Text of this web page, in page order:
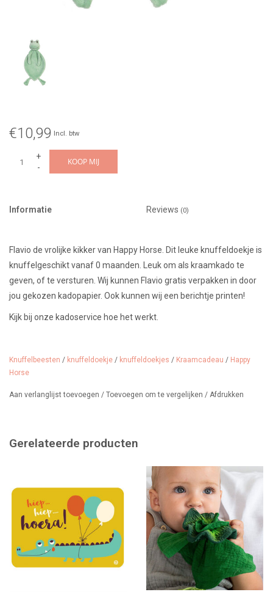
€10,99 Incl. btw
+
-
KOOP MIJ
Informatie Reviews (0)
Flavio de vrolijke kikker van Happy Horse. Dit leuke knuffeldoekje is
knuffelgeschikt vanaf 0 maanden. Leuk om als kraamkado te
geven, of te versturen. Wij kunnen Flavio gratis verpakken in door
jou gekozen kadopapier. Ook kunnen wij een berichtje printen!
Kijk bij onze kadoservice hoe het werkt.
Knuffelbeesten / knuffeldoekje / knuffeldoekjes / Kraamcadeau / Happy
Horse
Aan verlanglijst toevoegen / Toevoegen om te vergelijken / Afdrukken
Gerelateerde producten